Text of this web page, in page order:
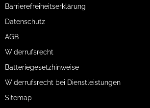
Barrierefreiheitserklärung
Datenschutz
AGB
Widerrufsrecht
Batteriegesetzhinweise
Widerrufsrecht bei Dienstleistungen
Sitemap